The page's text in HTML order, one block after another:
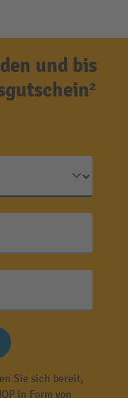
und bis
Sie sich bereit,
in Form von